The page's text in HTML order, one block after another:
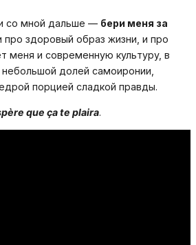
со мной дальше — бери меня за
про здоровый образ жизни, и про
меня и современную культуру, в
долей самоиронии,
порцией сладкой правды.
que ça te plaira.